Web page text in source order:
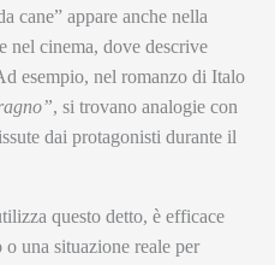
cane” appare anche nella
nel cinema, dove descrive
esempio, nel romanzo di Italo
, si trovano analogie con
dai protagonisti durante il
questo detto, è efficace
una situazione reale per